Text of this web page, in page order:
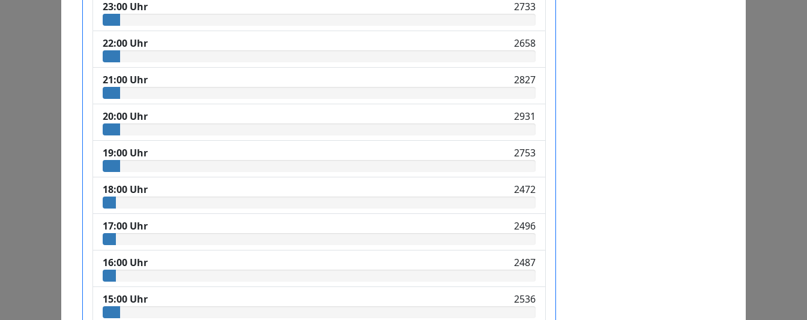
23:00 Uhr 2733
22:00 Uhr 2658
21:00 Uhr 2827
20:00 Uhr 2931
19:00 Uhr 2753
18:00 Uhr 2472
17:00 Uhr 2496
16:00 Uhr 2487
15:00 Uhr 2536